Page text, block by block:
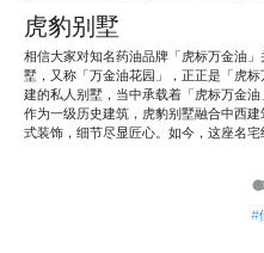
虎豹别墅
相信大家对知名药油品牌「虎标万金油
墅，又称「万金油花园」，正正是「虎
建的私人别墅，当中承载着「虎标万金
作为一级历史建筑，虎豹别墅融合中西
式装饰，细节尽显匠心。如今，这座名
V Causeway bay2坐落于两个历史景点
念只需十几分钟。沿途将经过香港豪宅#